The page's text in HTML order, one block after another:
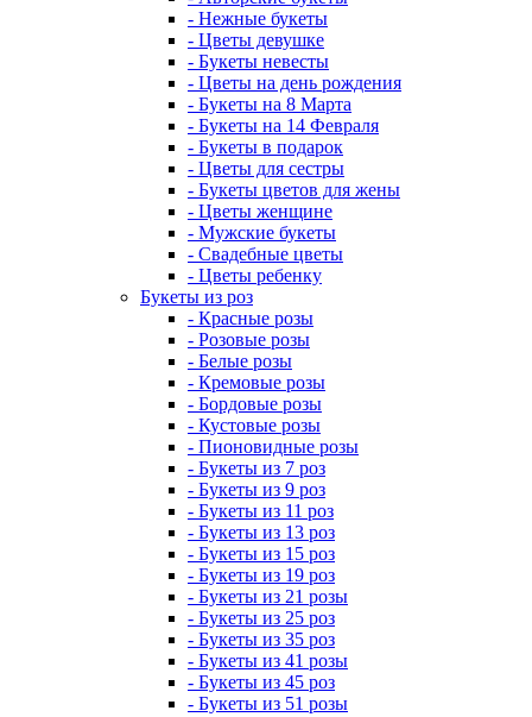
- Нежные букеты
- Цветы девушке
- Букеты невесты
- Цветы на день рождения
- Букеты на 8 Марта
- Букеты на 14 Февраля
- Букеты в подарок
- Цветы для сестры
- Букеты цветов для жены
- Цветы женщине
- Мужские букеты
- Свадебные цветы
- Цветы ребенку
Букеты из роз
- Красные розы
- Розовые розы
- Белые розы
- Кремовые розы
- Бордовые розы
- Кустовые розы
- Пионовидные розы
- Букеты из 7 роз
- Букеты из 9 роз
- Букеты из 11 роз
- Букеты из 13 роз
- Букеты из 15 роз
- Букеты из 19 роз
- Букеты из 21 розы
- Букеты из 25 роз
- Букеты из 35 роз
- Букеты из 41 розы
- Букеты из 45 роз
- Букеты из 51 розы